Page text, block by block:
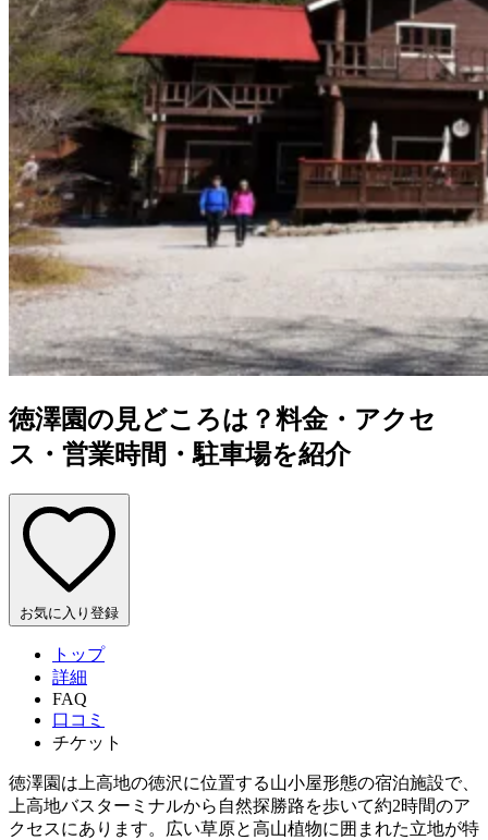
徳澤園の見どころは？料金・アクセ
ス・営業時間・駐車場を紹介
お気に入り登録
トップ
詳細
FAQ
口コミ
チケット
徳澤園は上高地の徳沢に位置する山小屋形態の宿泊施設で、
上高地バスターミナルから自然探勝路を歩いて約2時間のア
クセスにあります。広い草原と高山植物に囲まれた立地が特